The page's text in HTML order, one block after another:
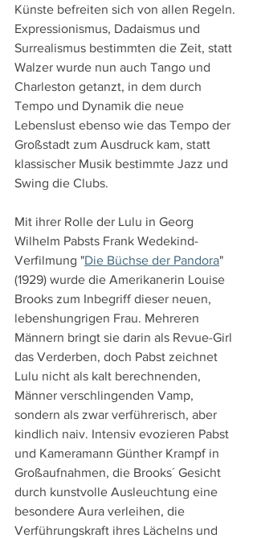
Künste befreiten sich von allen Regeln.
Expressionismus, Dadaismus und
Surrealismus bestimmten die Zeit, statt
Walzer wurde nun auch Tango und
Charleston getanzt, in dem durch
Tempo und Dynamik die neue
Lebenslust ebenso wie das Tempo der
Großstadt zum Ausdruck kam, statt
klassischer Musik bestimmte Jazz und
Swing die Clubs.
Mit ihrer Rolle der Lulu in Georg
Wilhelm Pabsts Frank Wedekind-
Verfilmung "Die Büchse der Pandora"
(1929) wurde die Amerikanerin Louise
Brooks zum Inbegriff dieser neuen,
lebenshungrigen Frau. Mehreren
Männern bringt sie darin als Revue-Girl
das Verderben, doch Pabst zeichnet
Lulu nicht als kalt berechnenden,
Männer verschlingenden Vamp,
sondern als zwar verführerisch, aber
kindlich naiv. Intensiv evozieren Pabst
und Kameramann Günther Krampf in
Großaufnahmen, die Brooks´ Gesicht
durch kunstvolle Ausleuchtung eine
besondere Aura verleihen, die
Verführungskraft ihres Lächelns und